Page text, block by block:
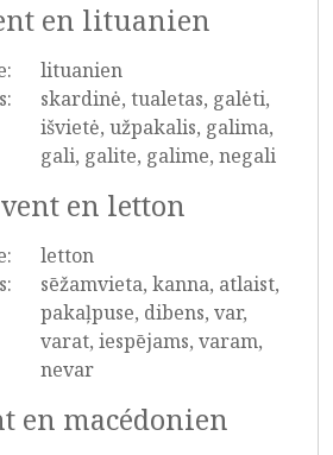
en lituanien
lituanien
skardinė, tualetas, galėti,
išvietė, užpakalis, galima,
gali, galite, galime, negali
en letton
letton
sēžamvieta, kanna, atlaist,
pakaļpuse, dibens, var,
varat, iespējams, varam,
nevar
en macédonien